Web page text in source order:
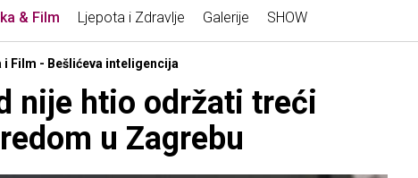
& Film Ljepota i Zdravlje Galerije SHOW
i Film - Bešlićeva inteligencija
nije htio održati treći
u Zagrebu